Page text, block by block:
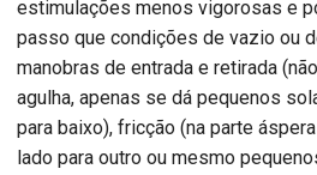
estimulações menos vigorosas e
passo que condições de vazio ou
manobras de entrada e retirada
agulha, apenas se dá pequenos
para baixo), fricção (na parte
lado para outro ou mesmo